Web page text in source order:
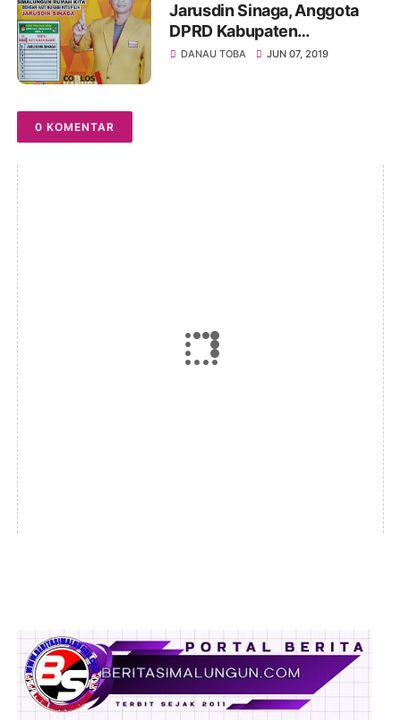
Jarusdin Sinaga, Anggota
DPRD Kabupaten
Simalungun “Termahal”
DANAU TOBA JUN 07, 2019
0 KOMENTAR